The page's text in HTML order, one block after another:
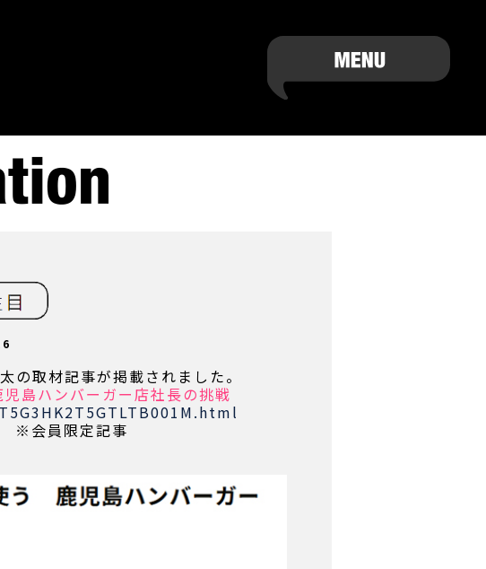
の取材記事が掲載されました。
島ハンバーガー店社長の挑戦
※会員限定記事